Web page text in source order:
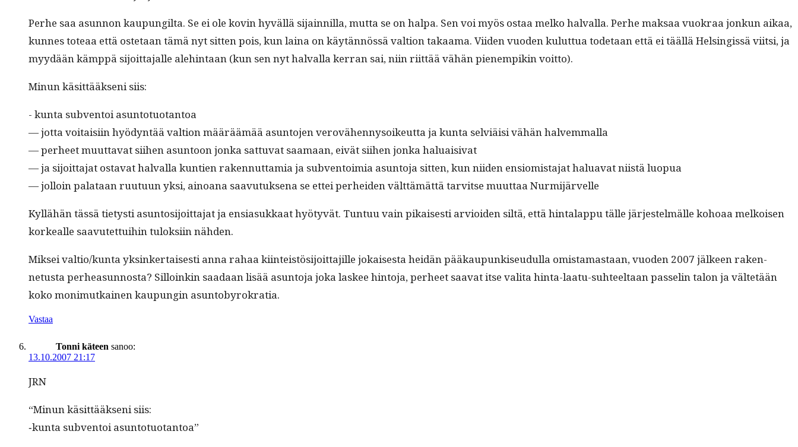
Per­he saa asun­non kaupungilta. Se ei ole kovin hyväl­lä sijain­nil­la, mut­ta se on hal­pa. Sen voi myös ostaa melko hal­val­la. Per­he mak­saa vuokraa jonkun aikaa,
kunnes toteaa että oste­taan tämä nyt sit­ten pois, kun laina on käytän­nössä val­tion takaa­ma. Viiden vuo­den kulut­tua tode­taan että ei tääl­lä Helsingis­sä viit­si, ja
myy­dään kämp­pä sijoit­ta­jalle ale­hin­taan (kun sen nyt hal­val­la ker­ran sai, niin riit­tää vähän pienem­pikin voitto).
Min­un käsit­tääk­seni siis:
- kun­ta sub­ven­toi asuntotuotantoa
— jot­ta voitaisi­in hyö­dyn­tää val­tion määräämää asun­to­jen verovähen­nysoikeut­ta ja kun­ta selviäisi vähän halvemmalla
— per­heet muut­ta­vat siihen asun­toon jon­ka sat­tuvat saa­maan, eivät siihen jon­ka haluaisivat
— ja sijoit­ta­jat osta­vat hal­val­la kun­tien raken­nut­tamia ja sub­ven­toimia asun­to­ja sit­ten, kun niiden ensiomis­ta­jat halu­a­vat niistä luopua
— jol­loin palataan ruu­tu­un yksi, ain­oana saavu­tuk­se­na se ettei per­hei­den vält­tämät­tä tarvitse muut­taa Nurmijärvelle
Kyl­lähän tässä tietysti asun­tosi­joit­ta­jat ja ensi­a­sukkaat hyö­tyvät. Tun­tuu vain pikaises­ti arvioiden siltä, että hin­ta­lap­pu tälle jär­jestelmälle kohoaa melkoisen
korkealle saavutet­tui­hin tulok­si­in nähden.
Mik­sei valtio/kunta yksinker­tais­es­ti anna rahaa kiin­teistösi­joit­ta­jille jokaises­ta hei­dän pääkaupunkiseudul­la omis­ta­mas­taan, vuo­den 2007 jäl­keen raken­
netus­ta per­hea­sun­nos­ta? Sil­loinkin saadaan lisää asun­to­ja joka las­kee hin­to­ja, per­heet saa­vat itse vali­ta hin­ta-laatu-suh­teeltaan pas­selin talon ja väl­tetään
koko mon­imutkainen kaupun­gin asuntobyrokratia.
Vastaa
Tonni käteen sanoo:
13.10.2007 21:17
JRN
“Min­un käsit­tääk­seni siis:
‑kun­ta sub­ven­toi asuntotuotantoa”